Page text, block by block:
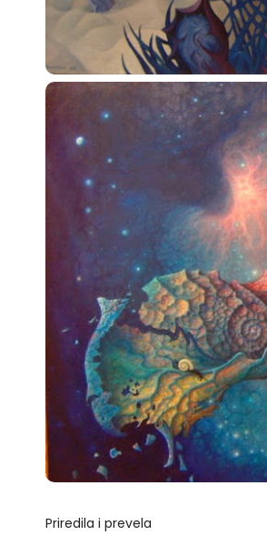
Priredila i prevela